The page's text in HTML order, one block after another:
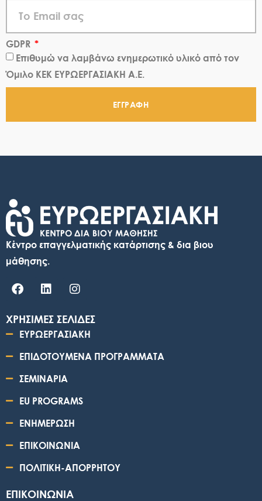
GDPR
Επιθυμώ να λαμβάνω ενημερωτικό υλικό από τον
Όμιλο ΚΕΚ ΕΥΡΩΕΡΓΑΣΙΑΚΗ Α.Ε.
ΕΓΓΡΑΦΗ
Κέντρο επαγγελματικής κατάρτισης & δια βιου
μάθησης.
ΧΡΗΣΙΜΕΣ ΣΕΛΙΔΕΣ
ΕΥΡΩΕΡΓΑΣΙΑΚΗ
ΕΠΙΔΟΤΟΥΜΕΝΑ ΠΡΟΓΡΑΜΜΑΤΑ
ΣΕΜΙΝΑΡΙΑ
EU PROGRAMS
ΕΝΗΜΕΡΩΣΗ
ΕΠΙΚΟΙΝΩΝΙΑ
ΠΟΛΙΤΙΚΗ-ΑΠΟΡΡΗΤΟΥ
ΕΠΙΚΟΙΝΩΝΙΑ